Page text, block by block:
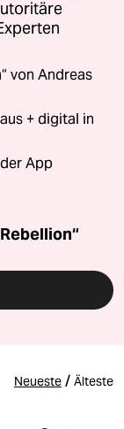
von Andreas
+ digital in
App
Neueste / Älteste